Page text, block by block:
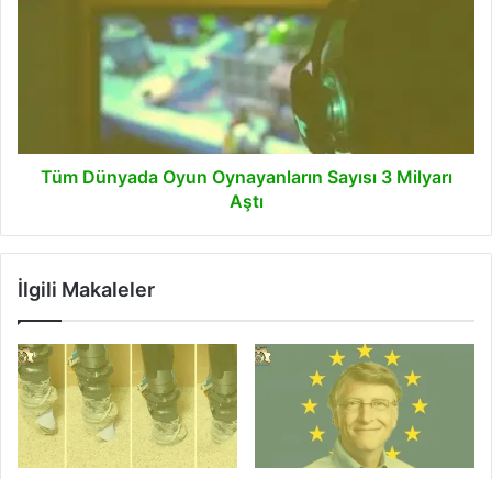
Oynayanların
Tüm Dünyada Oyun Oynayanların Sayısı 3 Milyarı
Aştı
İlgili Makaleler